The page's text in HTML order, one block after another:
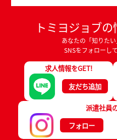
トミヨジョブ
あなたの「知りた
SNSをフォローし
求人情報をGET!
友だち追加
派遣社員
フォロー